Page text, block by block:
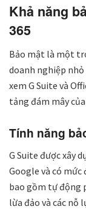
Khả năng
365
Bảo mật là một
doanh nghiệp nhỏ
xem G Suite và
tảng đám mây
Tính năng
G Suite được xây
Google và có
bao gồm tự động
lừa đảo và các nỗ